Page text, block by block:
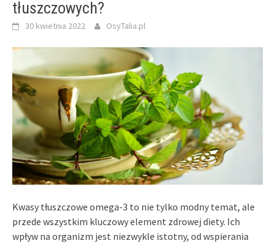
tłuszczowych?
30 kwietnia 2022 OsyTalia.pl
Kwasy tłuszczowe omega-3 to nie tylko modny temat, ale
przede wszystkim kluczowy element zdrowej diety. Ich
wpływ na organizm jest niezwykle istotny, od wspierania